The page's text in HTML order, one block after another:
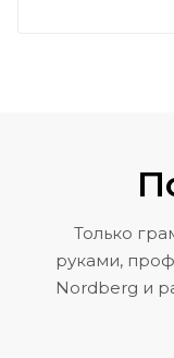
Только
руками,
Nordberg и